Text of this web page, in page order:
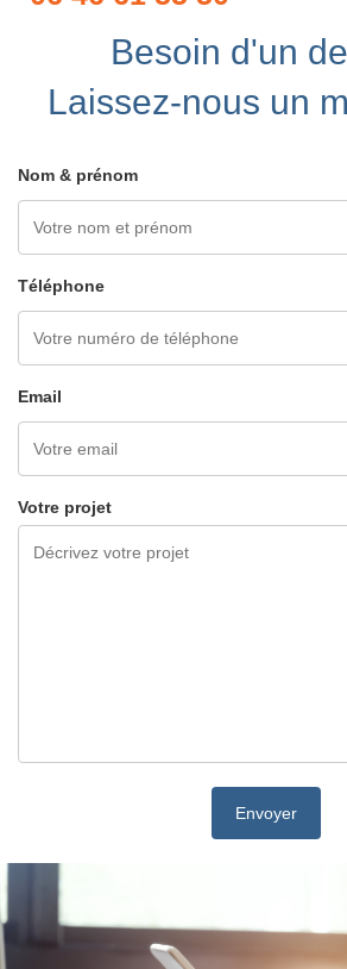
Besoin d'un
Laissez-nous un
Nom & prénom
Téléphone
Email
Votre projet